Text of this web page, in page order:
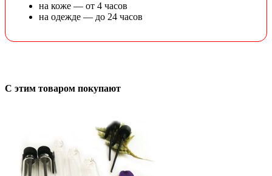
на коже — от 4 часов
на одежде — до 24 часов
С этим товаром покупают